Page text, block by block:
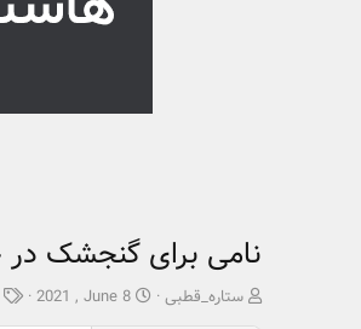
نامی برای گنجشک
ش
ستاره_قطبی
ت2021 , June 8